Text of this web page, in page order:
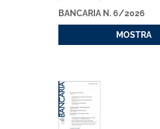
BANCARIA N. 6/2026
MOSTRA